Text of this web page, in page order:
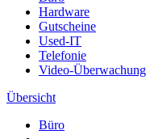
Hardware
Gutscheine
Used-IT
Telefonie
Video-Überwachung
Übersicht
Büro